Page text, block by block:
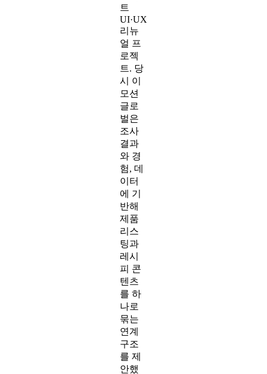
한 오
푸드
글로
벌 웹
사이
트
UI·UX
리뉴
얼 프
로젝
트. 당
시 이
모션
글로
벌은
조사
결과
와 경
험, 데
이터
에 기
반해
제품
리스
팅과
레시
피 콘
텐츠
를 하
나로